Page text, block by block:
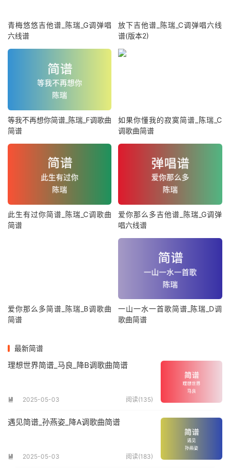
青梅悠悠吉他谱_陈瑞_G调弹唱
六线谱
放下吉他谱_陈瑞_C调弹唱六线
谱(版本2)
等我不再想你简谱_陈瑞_F调歌曲
简谱
如果你懂我的寂寞简谱_陈瑞_C
调歌曲简谱
此生有过你简谱_陈瑞_C调歌曲
简谱
爱你那么多吉他谱_陈瑞_G调弹
唱六线谱
爱你那么多简谱_陈瑞_B调歌曲
简谱
一山一水一首歌简谱_陈瑞_D调
歌曲简谱
最新简谱
理想世界简谱_马良_降B调歌曲简谱
 2025-05-03 阅读(135)
遇见简谱_孙燕姿_降A调歌曲简谱
 2025-05-03 阅读(183)